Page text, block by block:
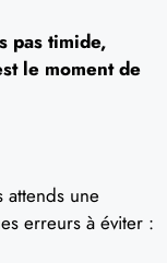
pas timide,
le moment de
attends une
erreurs à éviter :